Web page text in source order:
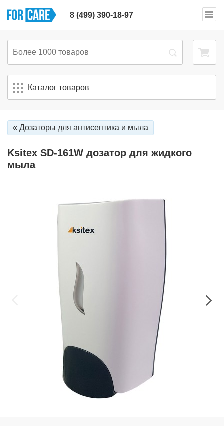
8 (499) 390-18-97
Каталог товаров
« Дозаторы для антисептика и мыла
Ksitex SD-161W дозатор для жидкого
мыла